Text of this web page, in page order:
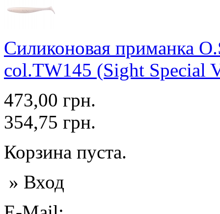
Силиконовая приманка
col.TW145 (Sight Special
473,00 грн.
354,75 грн.
Корзина пуста.
» Вход